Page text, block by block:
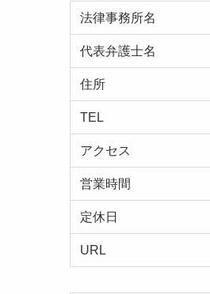
法律事務所名
代表弁護士名
住所
TEL
アクセス
営業時間
定休日
URL